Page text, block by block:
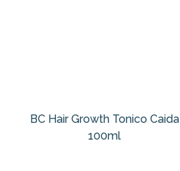
BC Hair Growth Tonico Caida
100ml